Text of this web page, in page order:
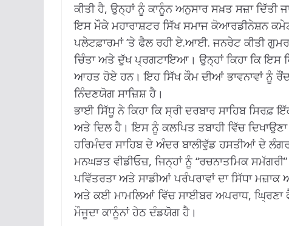
ਕੀਤੀ ਹੈ, ਉਨ੍ਹਾਂ ਨੂੰ ਕਾਨੂੰਨ ਅਨੁਸਾਰ ਸਖ਼ਤ ਸਜ਼ਾ ਦਿੱਤੀ
ਇਸ ਮੌਕੇ ਮਹਾਰਾਸ਼ਟਰ ਸਿੱਖ ਸਮਾਜ ਕੋਆਰਡੀਨੇਸ਼ਨ
ਪਲੇਟਫ਼ਾਰਮਾਂ ’ਤੇ ਫੈਲ ਰਹੀ ਏ.ਆਈ. ਜਨਰੇਟ ਕੀਤੀ
ਚਿੰਤਾ ਅਤੇ ਦੁੱਖ ਪ੍ਰਗਟਾਇਆ। ਉਨ੍ਹਾਂ ਕਿਹਾ ਕਿ ਇਸ
ਆਹਤ ਹੋਏ ਹਨ। ਇਹ ਸਿੱਖ ਕੌਮ ਦੀਆਂ ਭਾਵਨਾਵਾਂ ਨੂੰ
ਨਿੰਦਣਯੋਗ ਸਾਜ਼ਿਸ਼ ਹੈ।
ਭਾਈ ਸਿੱਧੂ ਨੇ ਕਿਹਾ ਕਿ ਸ੍ਰੀ ਦਰਬਾਰ ਸਾਹਿਬ
ਅਤੇ ਦਿਲ ਹੈ। ਇਸ ਨੂੰ ਕਲਪਿਤ ਤਬਾਹੀ ਵਿੱਚ
ਹਰਿਮੰਦਰ ਸਾਹਿਬ ਦੇ ਅੰਦਰ ਬਾਲੀਵੁੱਡ ਹਸਤੀਆਂ ਦੇ
ਮਨਘੜਤ ਵੀਡੀਓਜ਼, ਜਿਨ੍ਹਾਂ ਨੂੰ “ਰਚਨਾਤਮਿਕ
ਪਵਿੱਤਰਤਾ ਅਤੇ ਸਾਡੀਆਂ ਪਰੰਪਰਾਵਾਂ ਦਾ ਸਿੱਧਾ ਮਜ਼ਾਕ
ਅਤੇ ਕਈ ਮਾਮਲਿਆਂ ਵਿੱਚ ਸਾਈਬਰ ਅਪਰਾਧ, ਘ੍ਰਿਣਾ
ਮੌਜੂਦਾ ਕਾਨੂੰਨਾਂ ਹੇਠ ਦੰਡਯੋਗ ਹੈ।